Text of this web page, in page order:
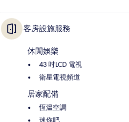
客房設施服務
休閒娛樂
43 吋LCD 電視
衛星電視頻道
居家配備
恆溫空調
迷你吧